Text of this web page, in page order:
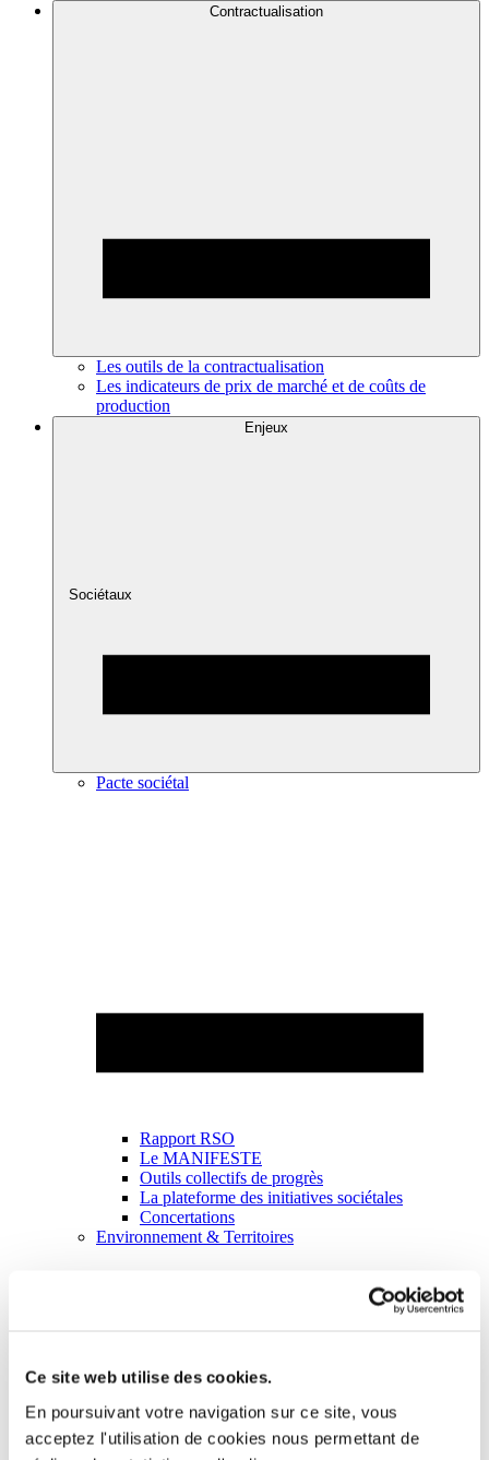
Ce site web utilise des cookies.
En poursuivant votre navigation sur ce site, vous
acceptez l'utilisation de cookies nous permettant de
Contractualisation
Les outils de la contractualisation
Les indicateurs de prix de marché et de coûts de
production
Enjeux
Sociétaux
Pacte sociétal
Rapport RSO
Le MANIFESTE
Outils collectifs de progrès
La plateforme des initiatives sociétales
Concertations
Environnement & Territoires